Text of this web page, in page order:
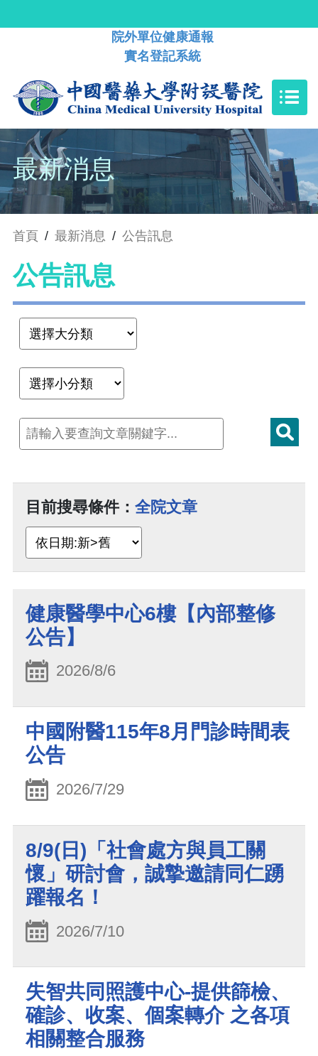
院外單位健康通報
實名登記系統
最新消息
首頁 / 最新消息 / 公告訊息
公告訊息
目前搜尋條件： 全院文章
健康醫學中心6樓【內部整修
公告】
2026/8/6
中國附醫115年8月門診時間表
公告
2026/7/29
8/9(日)「社會處方與員工關
懷」研討會，誠摯邀請同仁踴
躍報名！
2026/7/10
失智共同照護中心-提供篩檢、
確診、收案、個案轉介 之各項
相關整合服務